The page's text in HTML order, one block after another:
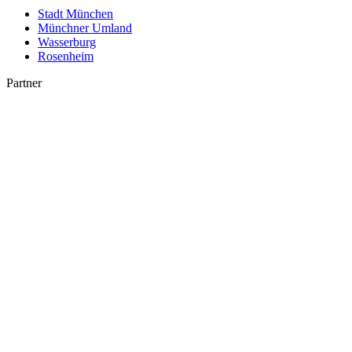
Stadt München
Münchner Umland
Wasserburg
Rosenheim
Partner